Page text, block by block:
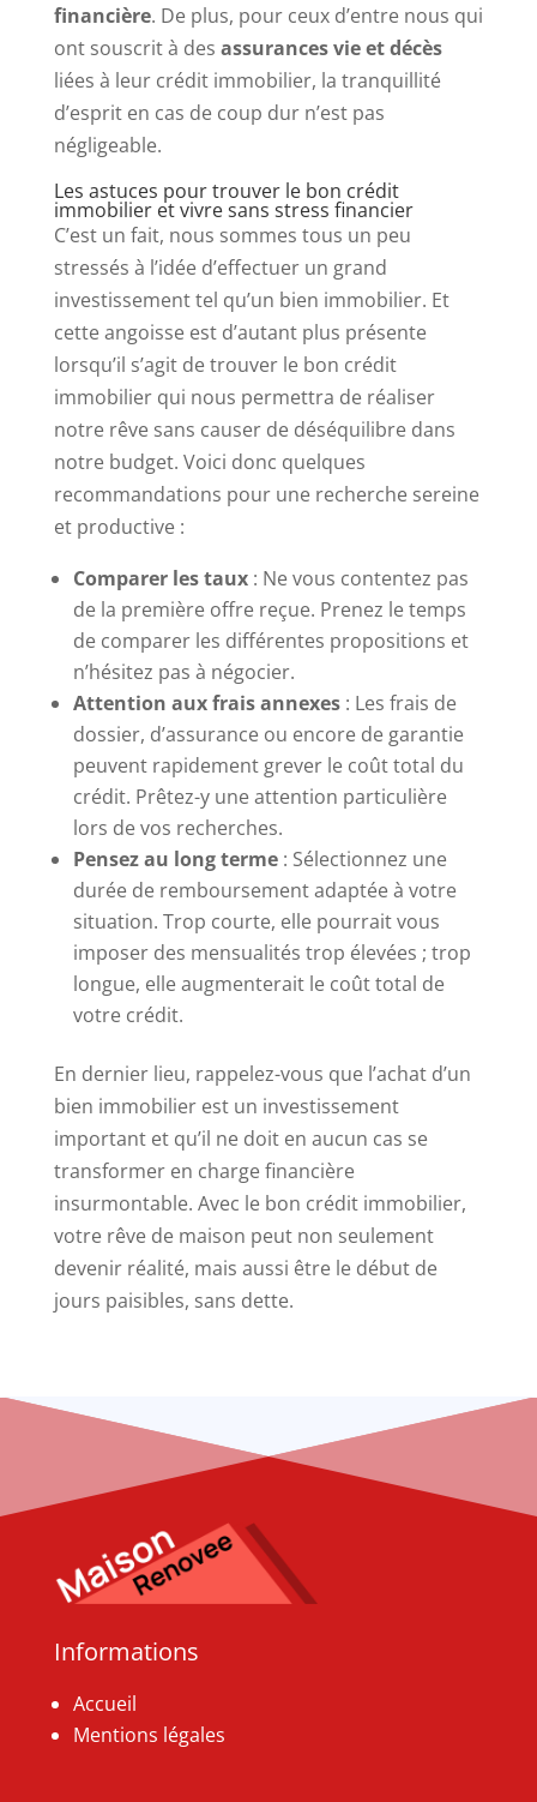
financière. De plus, pour ceux d’entre nous qui
ont souscrit à des assurances vie et décès
liées à leur crédit immobilier, la tranquillité
d’esprit en cas de coup dur n’est pas
négligeable.
Les astuces pour trouver le bon crédit
immobilier et vivre sans stress financier
C’est un fait, nous sommes tous un peu
stressés à l’idée d’effectuer un grand
investissement tel qu’un bien immobilier. Et
cette angoisse est d’autant plus présente
lorsqu’il s’agit de trouver le bon crédit
immobilier qui nous permettra de réaliser
notre rêve sans causer de déséquilibre dans
notre budget. Voici donc quelques
recommandations pour une recherche sereine
et productive :
Comparer les taux: Ne vous contentez pas
de la première offre reçue. Prenez le temps
de comparer les différentes propositions et
n’hésitez pas à négocier.
Attention aux frais annexes: Les frais de
dossier, d’assurance ou encore de garantie
peuvent rapidement grever le coût total du
crédit. Prêtez-y une attention particulière
lors de vos recherches.
Pensez au long terme: Sélectionnez une
durée de remboursement adaptée à votre
situation. Trop courte, elle pourrait vous
imposer des mensualités trop élevées ; trop
longue, elle augmenterait le coût total de
votre crédit.
En dernier lieu, rappelez-vous que l’achat d’un
bien immobilier est un investissement
important et qu’il ne doit en aucun cas se
transformer en charge financière
insurmontable. Avec le bon crédit immobilier,
votre rêve de maison peut non seulement
devenir réalité, mais aussi être le début de
jours paisibles, sans dette.
Informations
Accueil
Mentions légales